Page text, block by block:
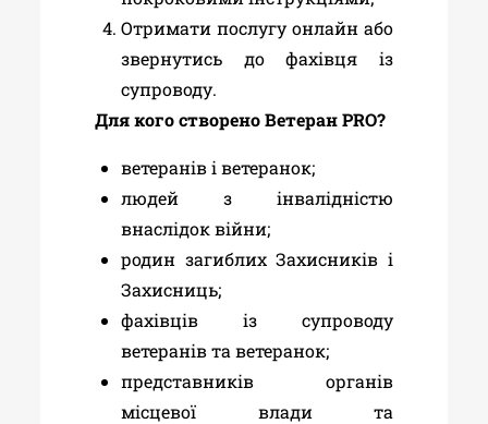
Отримати послугу онлайн або
звернутись до фахівця із
супроводу.
Для кого створено Ветеран PRO?
ветеранів і ветеранок;
людей з інвалідністю
внаслідок війни;
родин загиблих Захисників і
Захисниць;
фахівців із супроводу
ветеранів та ветеранок;
представників органів
місцевої влади та